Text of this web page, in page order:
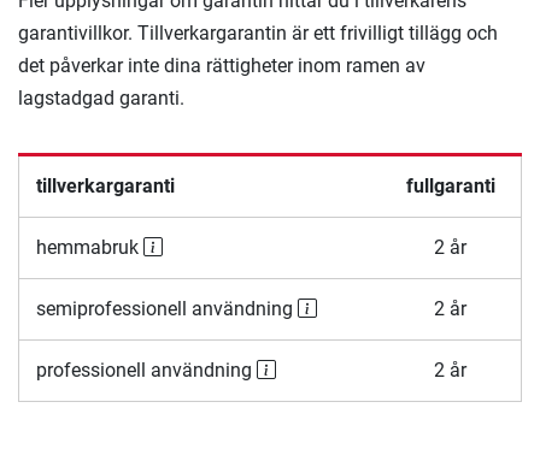
garantivillkor. Tillverkargarantin är ett frivilligt tillägg och
det påverkar inte dina rättigheter inom ramen av
lagstadgad garanti.
tillverkargaranti fullgaranti
hemmabruk 2 år
semiprofessionell användning 2 år
professionell användning 2 år